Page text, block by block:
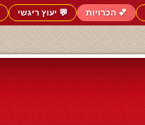
💕 הכרויות 💬 יעוץ ריגשי